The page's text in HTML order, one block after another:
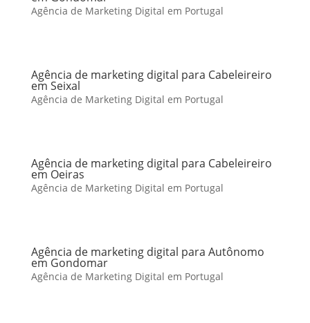
Agência de Marketing Digital em Portugal
Agência de marketing digital para Cabeleireiro
em Seixal
Agência de Marketing Digital em Portugal
Agência de marketing digital para Cabeleireiro
em Oeiras
Agência de Marketing Digital em Portugal
Agência de marketing digital para Autônomo
em Gondomar
Agência de Marketing Digital em Portugal